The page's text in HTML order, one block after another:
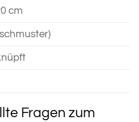
cm
Fragen zum